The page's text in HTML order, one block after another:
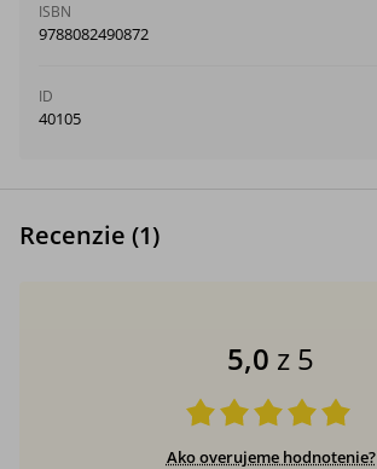
ISBN
9788082490872
ID
40105
Recenzie (1)
5,0 z 5
Ako overujeme hodnotenie?